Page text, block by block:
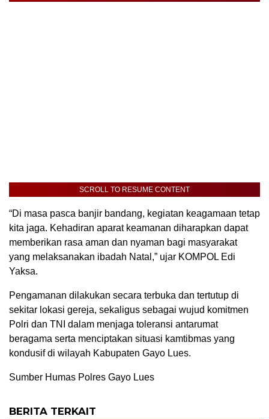
SCROLL TO RESUME CONTENT
“Di masa pasca banjir bandang, kegiatan keagamaan tetap
kita jaga. Kehadiran aparat keamanan diharapkan dapat
memberikan rasa aman dan nyaman bagi masyarakat
yang melaksanakan ibadah Natal,” ujar KOMPOL Edi
Yaksa.
Pengamanan dilakukan secara terbuka dan tertutup di
sekitar lokasi gereja, sekaligus sebagai wujud komitmen
Polri dan TNI dalam menjaga toleransi antarumat
beragama serta menciptakan situasi kamtibmas yang
kondusif di wilayah Kabupaten Gayo Lues.
Sumber Humas Polres Gayo Lues
BERITA TERKAIT